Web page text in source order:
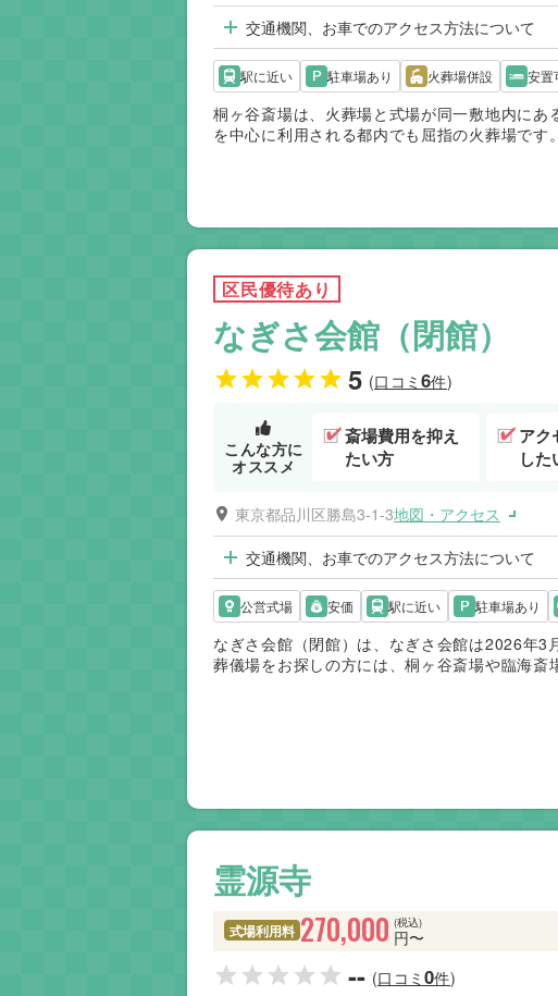
交通機関、お車でのアクセス方法について
駅に近い 駐車場あり 火葬場併設 安置
桐ヶ谷斎場は、火葬場と式場が同一敷地内に
を中心に利用される都内でも屈指の火葬場で
区民優待あり
なぎさ会館（閉館）
5 (口コミ6件)
こんな方に
オススメ
斎場費用を抑え
たい方
アク
した
東京都品川区勝島3-1-3地図・アクセス
交通機関、お車でのアクセス方法について
公営式場 安価 駅に近い 駐車場あり
なぎさ会館（閉館）は、なぎさ会館は2026年
葬儀場をお探しの方には、桐ヶ谷斎場や臨海斎
霊源寺
式場利用料 (税込)
270,000 円〜
-- (口コミ0件)